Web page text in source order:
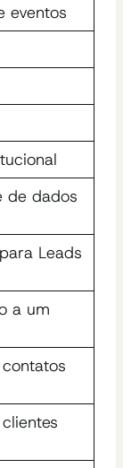
eventos
de dados
Leads
a um